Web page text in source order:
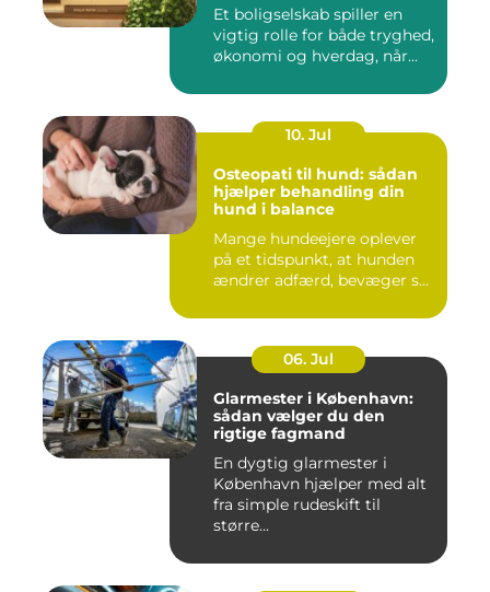
Et boligselskab spiller en
vigtig rolle for både tryghed,
økonomi og hverdag, når...
10. Jul
Osteopati til hund: sådan
hjælper behandling din
hund i balance
Mange hundeejere oplever
på et tidspunkt, at hunden
ændrer adfærd, bevæger s...
06. Jul
Glarmester i København:
sådan vælger du den
rigtige fagmand
En dygtig glarmester i
København hjælper med alt
fra simple rudeskift til
større...